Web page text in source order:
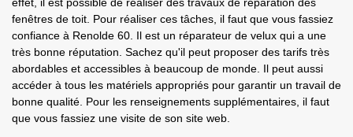
fenêtres de toit. Pour réaliser ces tâches, il faut que vous fassiez
confiance à Renolde 60. Il est un réparateur de velux qui a une
très bonne réputation. Sachez qu'il peut proposer des tarifs très
abordables et accessibles à beaucoup de monde. Il peut aussi
accéder à tous les matériels appropriés pour garantir un travail de
bonne qualité. Pour les renseignements supplémentaires, il faut
que vous fassiez une visite de son site web.